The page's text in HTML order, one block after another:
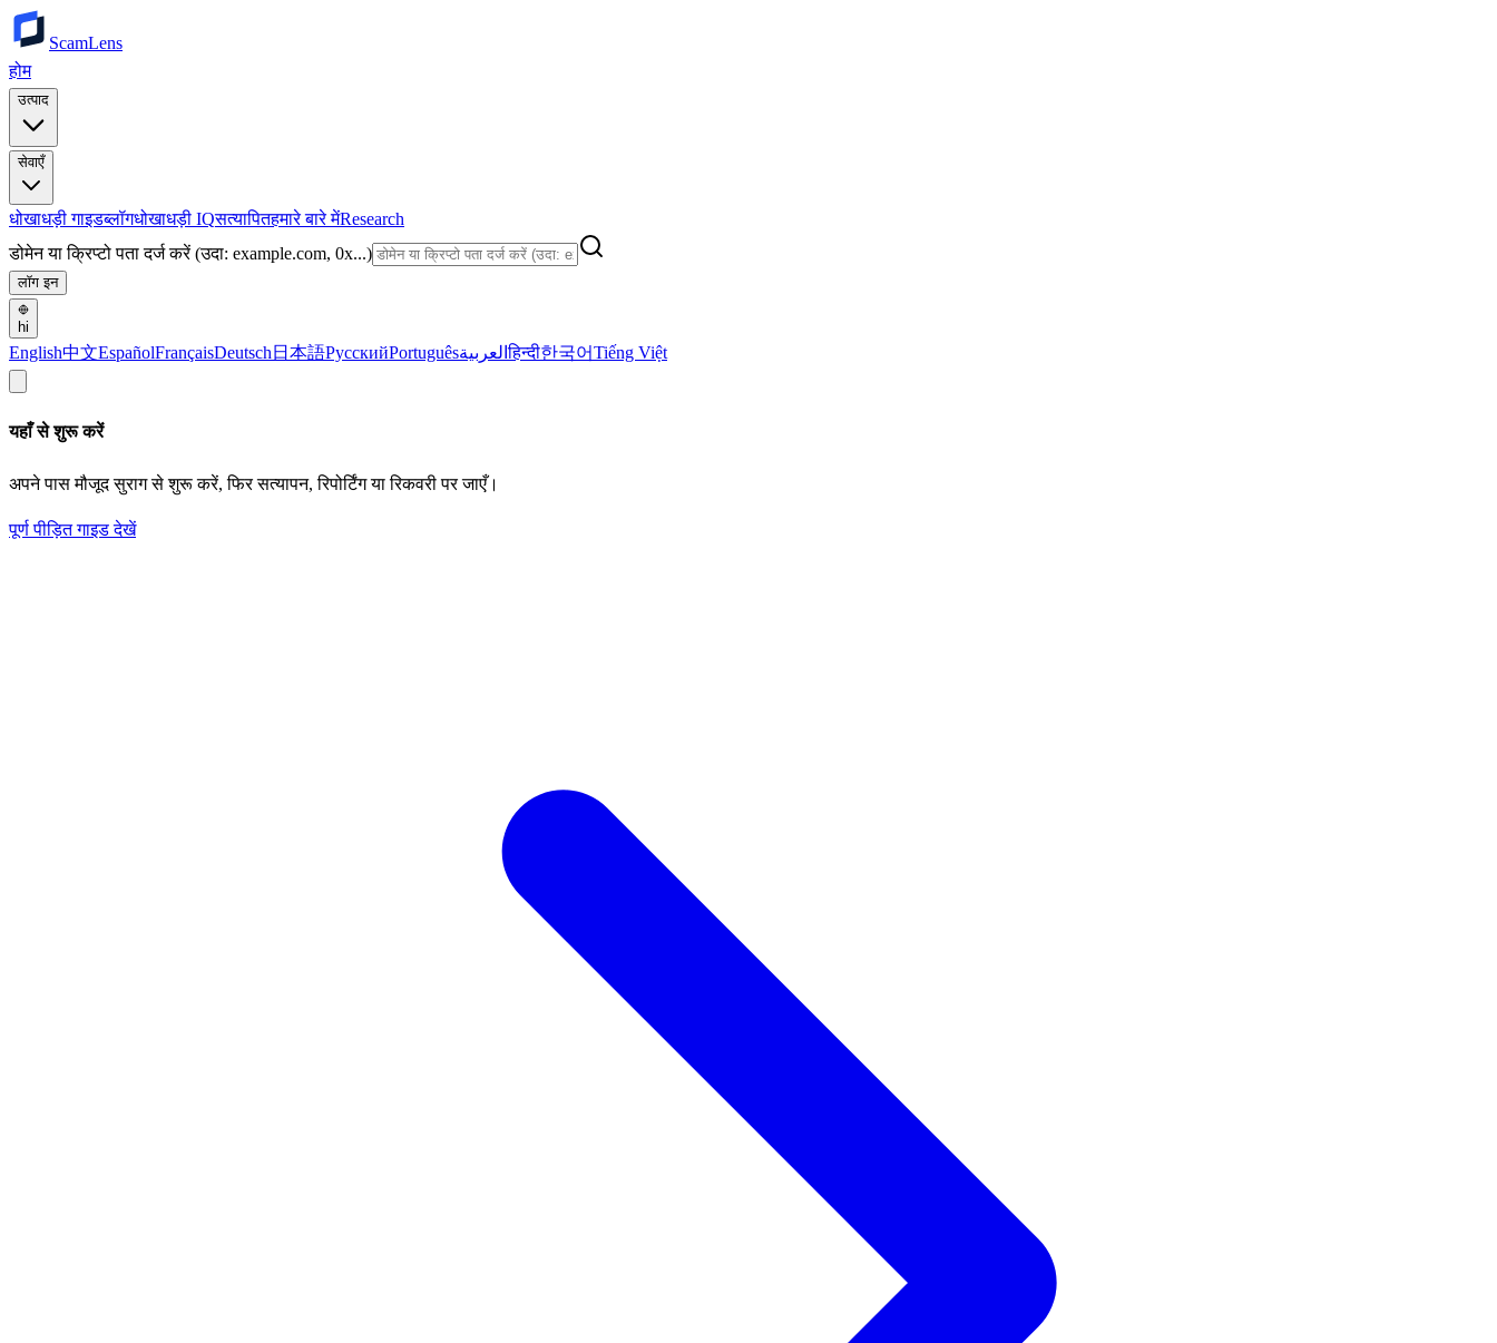
ScamLens
होम
उत्पाद
सेवाएँ
धोखाधड़ी गाइडब्लॉगधोखाधड़ी IQसत्यापितहमारे बारे मेंResearch
डोमेन या क्रिप्टो पता दर्ज करें (उदा: example.com, 0x...)
लॉग इन
hi
English中文EspañolFrançaisDeutsch 日本語РусскийPortuguêsالعربيةहिन्दी한국어Tiếng Việt
यहाँ से शुरू करें
अपने पास मौजूद सुराग से शुरू करें, फिर सत्यापन, रिपोर्टिंग या रिकवरी पर जाएँ।
पूर्ण पीड़ित गाइड देखें